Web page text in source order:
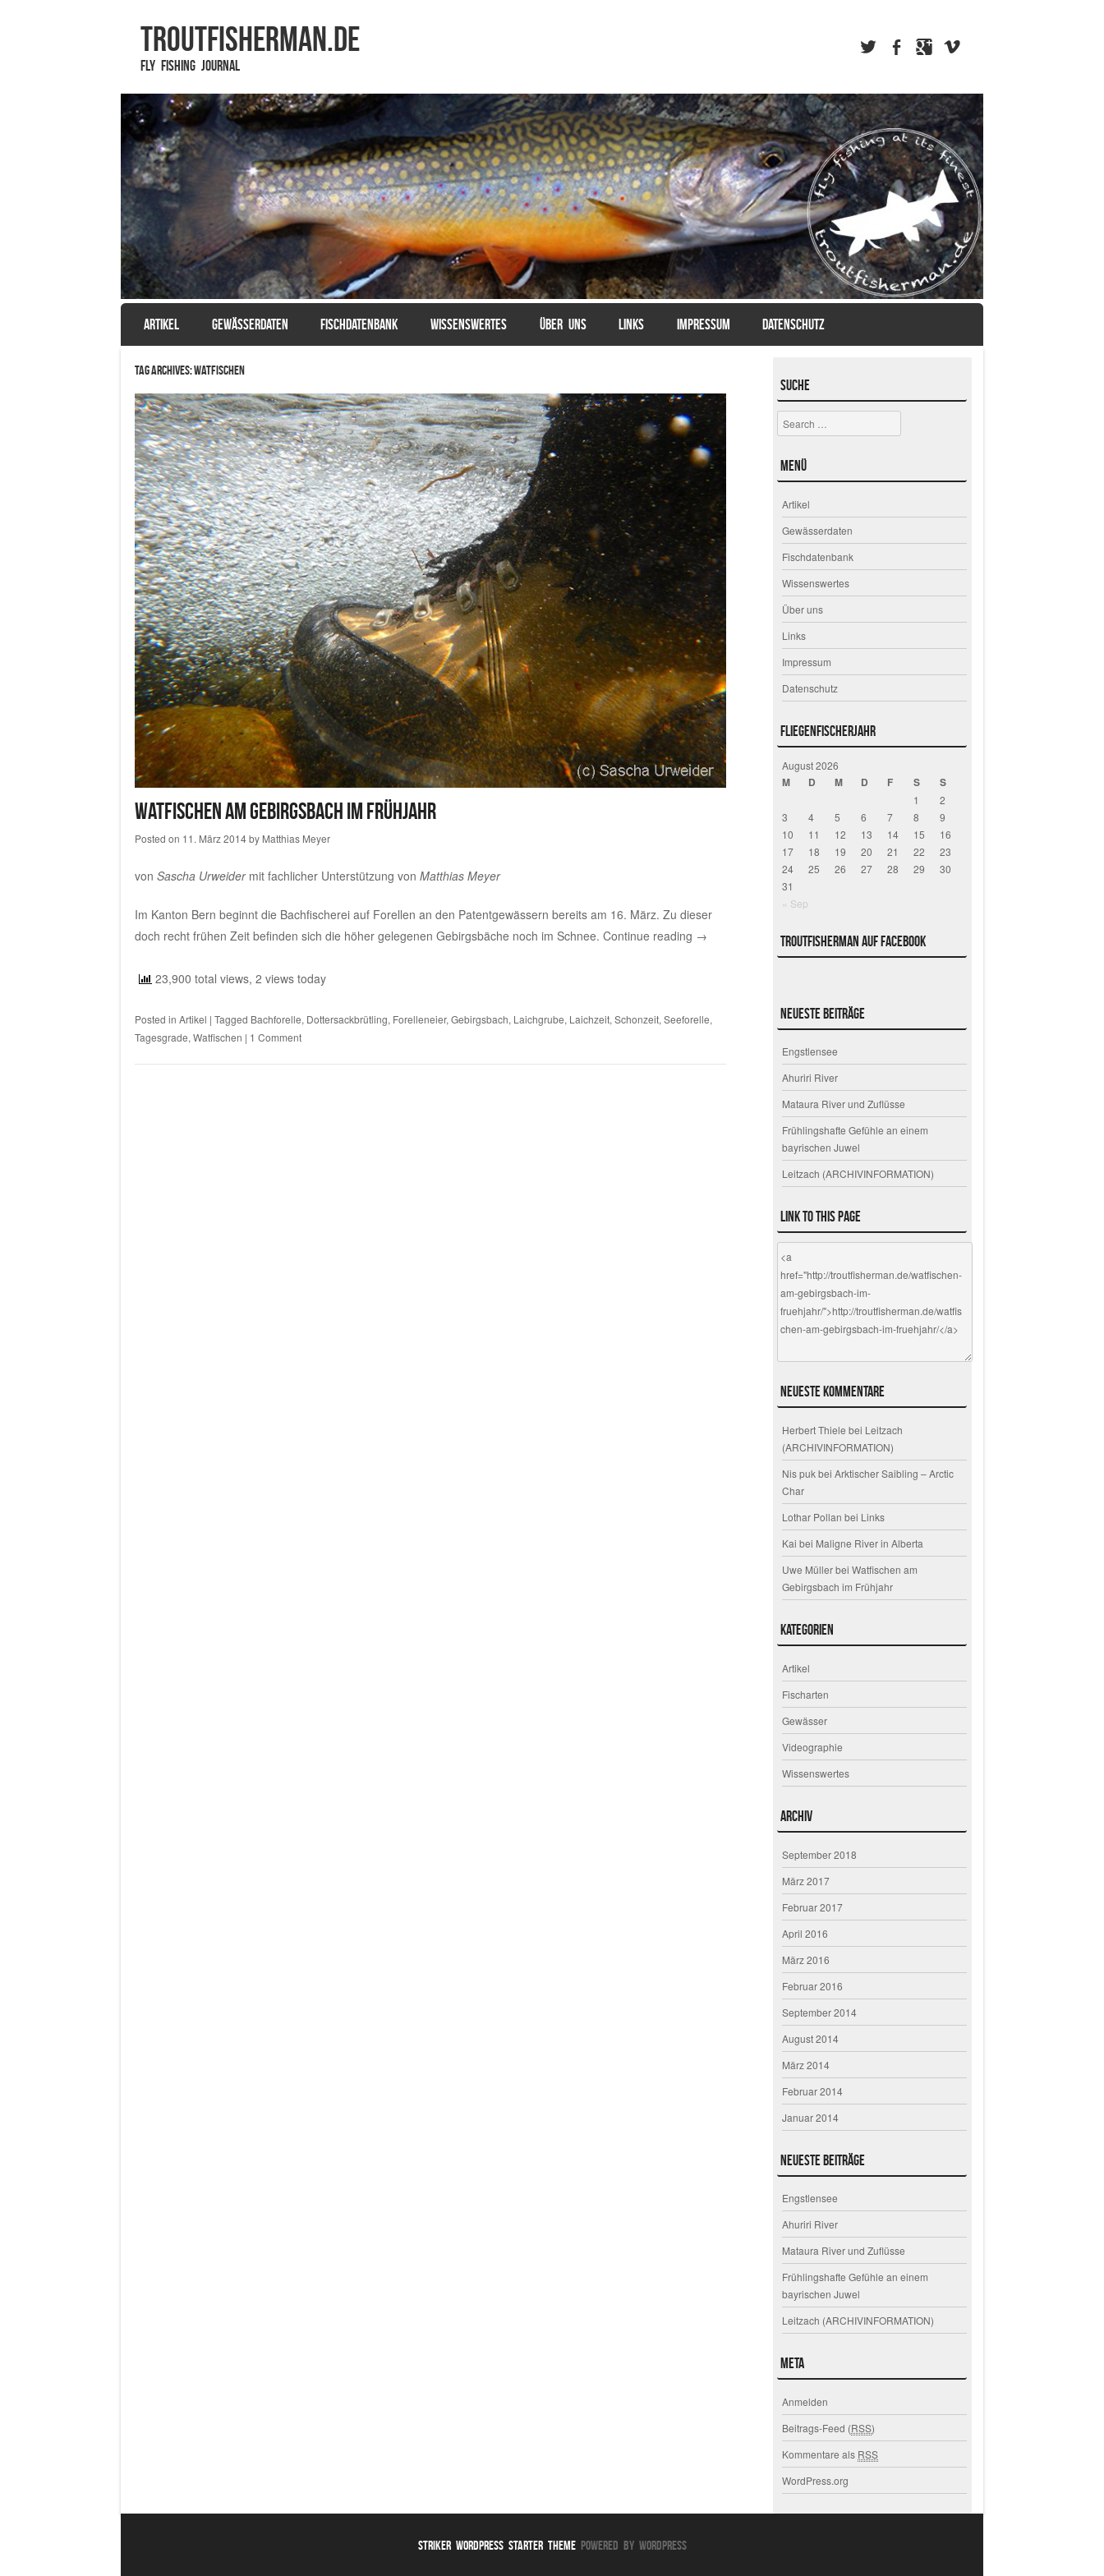
TROUTFISHERMAN.de
Fly Fishing Journal
Menu
SKIP TO CONTENT
ARTIKEL GEWÄSSERDATEN FISCHDATENBANK WISSENSWERTES ÜBER UNS LINKS IMPRESSUM DATENSCHUTZ
Tag Archives:Watfischen
Watfischen am Gebirgsbach im Frühjahr
Posted on 11. März 2014by Matthias Meyer
von Sascha Urweidermit fachlicher Unterstützung von Matthias Meyer
Im Kanton Bern beginnt die Bachfischerei auf Forellen an den Patentgewässern bereits am 16. März. Zu dieser
doch recht frühen Zeit befinden sich die höher gelegenen Gebirgsbäche noch im Schnee. Continue reading →
23,900 total views, 2 views today
Posted in Artikel | Tagged Bachforelle, Dottersackbrütling, Forelleneier, Gebirgsbach, Laichgrube, Laichzeit, Schonzeit, Seeforelle,
Tagesgrade, Watfischen | 1 Comment
Suche
Search
Menü
Artikel
Gewässerdaten
Fischdatenbank
Wissenswertes
Über uns
Links
Impressum
Datenschutz
Fliegenfischerjahr
August 2026
M D M D F S S
« Sep
1
2
3
4 5 6 7 8
9
10
11 12 13 14 15
16
17
18 19 20 21 22
23
24
25 26 27 28 29
30
31
Troutfisherman auf Facebook
Neueste Beiträge
Engstlensee
Ahuriri River
Mataura River und Zuflüsse
Frühlingshafte Gefühle an einem
bayrischen Juwel
Leitzach (ARCHIVINFORMATION)
Link to this page
Neueste Kommentare
Herbert Thiele bei Leitzach
(ARCHIVINFORMATION)
Nis pukbeiArktischer Saibling – Arctic
Char
Lothar Pollan bei Links
Kai bei Maligne River in Alberta
Uwe MüllerbeiWatfischen am
Gebirgsbach im Frühjahr
Kategorien
Artikel
Fischarten
Gewässer
Videographie
Wissenswertes
Archiv
September 2018
März 2017
Februar 2017
April 2016
März 2016
Februar 2016
September 2014
August 2014
März 2014
Februar 2014
Januar 2014
Neueste Beiträge
Engstlensee
Ahuriri River
Mataura River und Zuflüsse
Frühlingshafte Gefühle an einem
bayrischen Juwel
Leitzach (ARCHIVINFORMATION)
Meta
Anmelden
Beitrags-Feed (RSS)
Kommentare als RSS
WordPress.org
Striker WordPress Starter ThemePowered By WordPress